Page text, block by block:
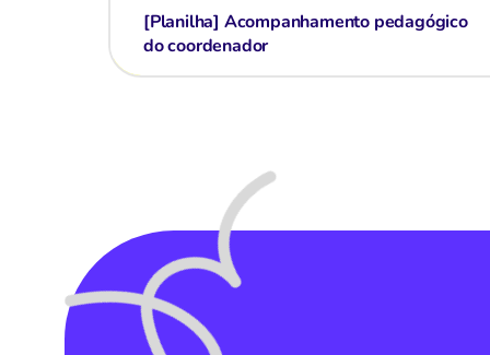
[Planilha] Acompanhamento pedagógico
do coordenador